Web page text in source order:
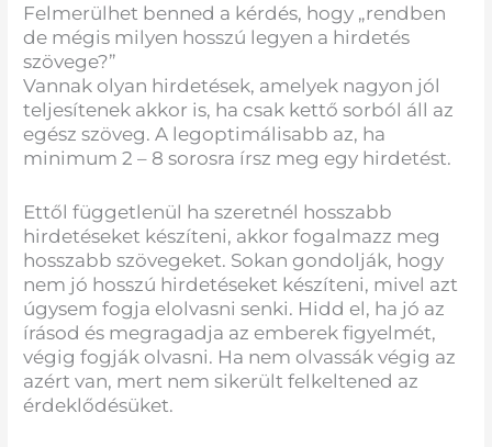
Felmerülhet benned a kérdés, hogy „rendben
de mégis milyen hosszú legyen a hirdetés
szövege?”
Vannak olyan hirdetések, amelyek nagyon jól
teljesítenek akkor is, ha csak kettő sorból áll az
egész szöveg. A legoptimálisabb az, ha
minimum 2 – 8 sorosra írsz meg egy hirdetést.
Ettől függetlenül ha szeretnél hosszabb
hirdetéseket készíteni, akkor fogalmazz meg
hosszabb szövegeket. Sokan gondolják, hogy
nem jó hosszú hirdetéseket készíteni, mivel azt
úgysem fogja elolvasni senki. Hidd el, ha jó az
írásod és megragadja az emberek figyelmét,
végig fogják olvasni. Ha nem olvassák végig az
azért van, mert nem sikerült felkeltened az
érdeklődésüket.